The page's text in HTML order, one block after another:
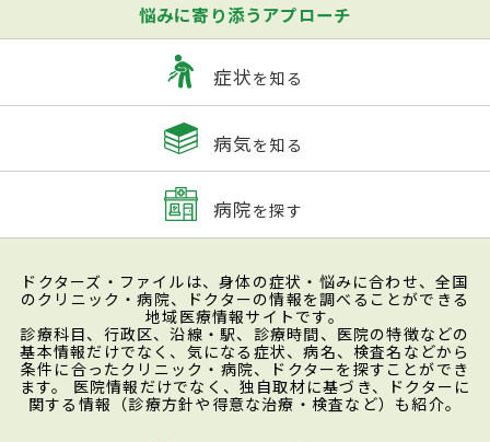
悩みに寄り添うアプローチ
症状を知る
病気を知る
病院を探す
ドクターズ・ファイルは、身体の症状・悩みに合わせ、全国
のクリニック・病院、ドクターの情報を調べることができる
地域医療情報サイトです。
診療科目、行政区、沿線・駅、診療時間、医院の特徴などの
基本情報だけでなく、気になる症状、病名、検査名などから
条件に合ったクリニック・病院、ドクターを探すことができ
ます。 医院情報だけでなく、独自取材に基づき、ドクターに
関する情報（診療方針や得意な治療・検査など）も紹介。